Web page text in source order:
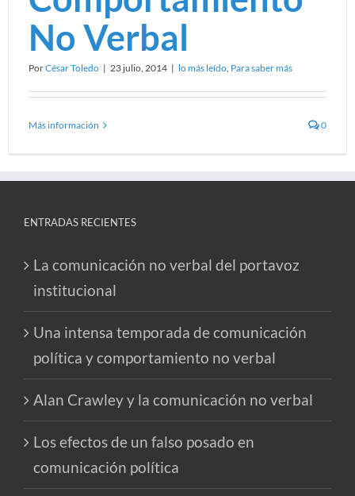
No Verbal
PorCésar Toledo | 23 julio, 2014 | lo más leído, Para saber más
Más información 0
ENTRADAS RECIENTES
La comunicación no verbal del portavoz
institucional
Una intensa temporada de comunicación
política y comportamiento no verbal
Alan Crawley y la comunicación no verbal
Los efectos de un falso posado en
comunicación política